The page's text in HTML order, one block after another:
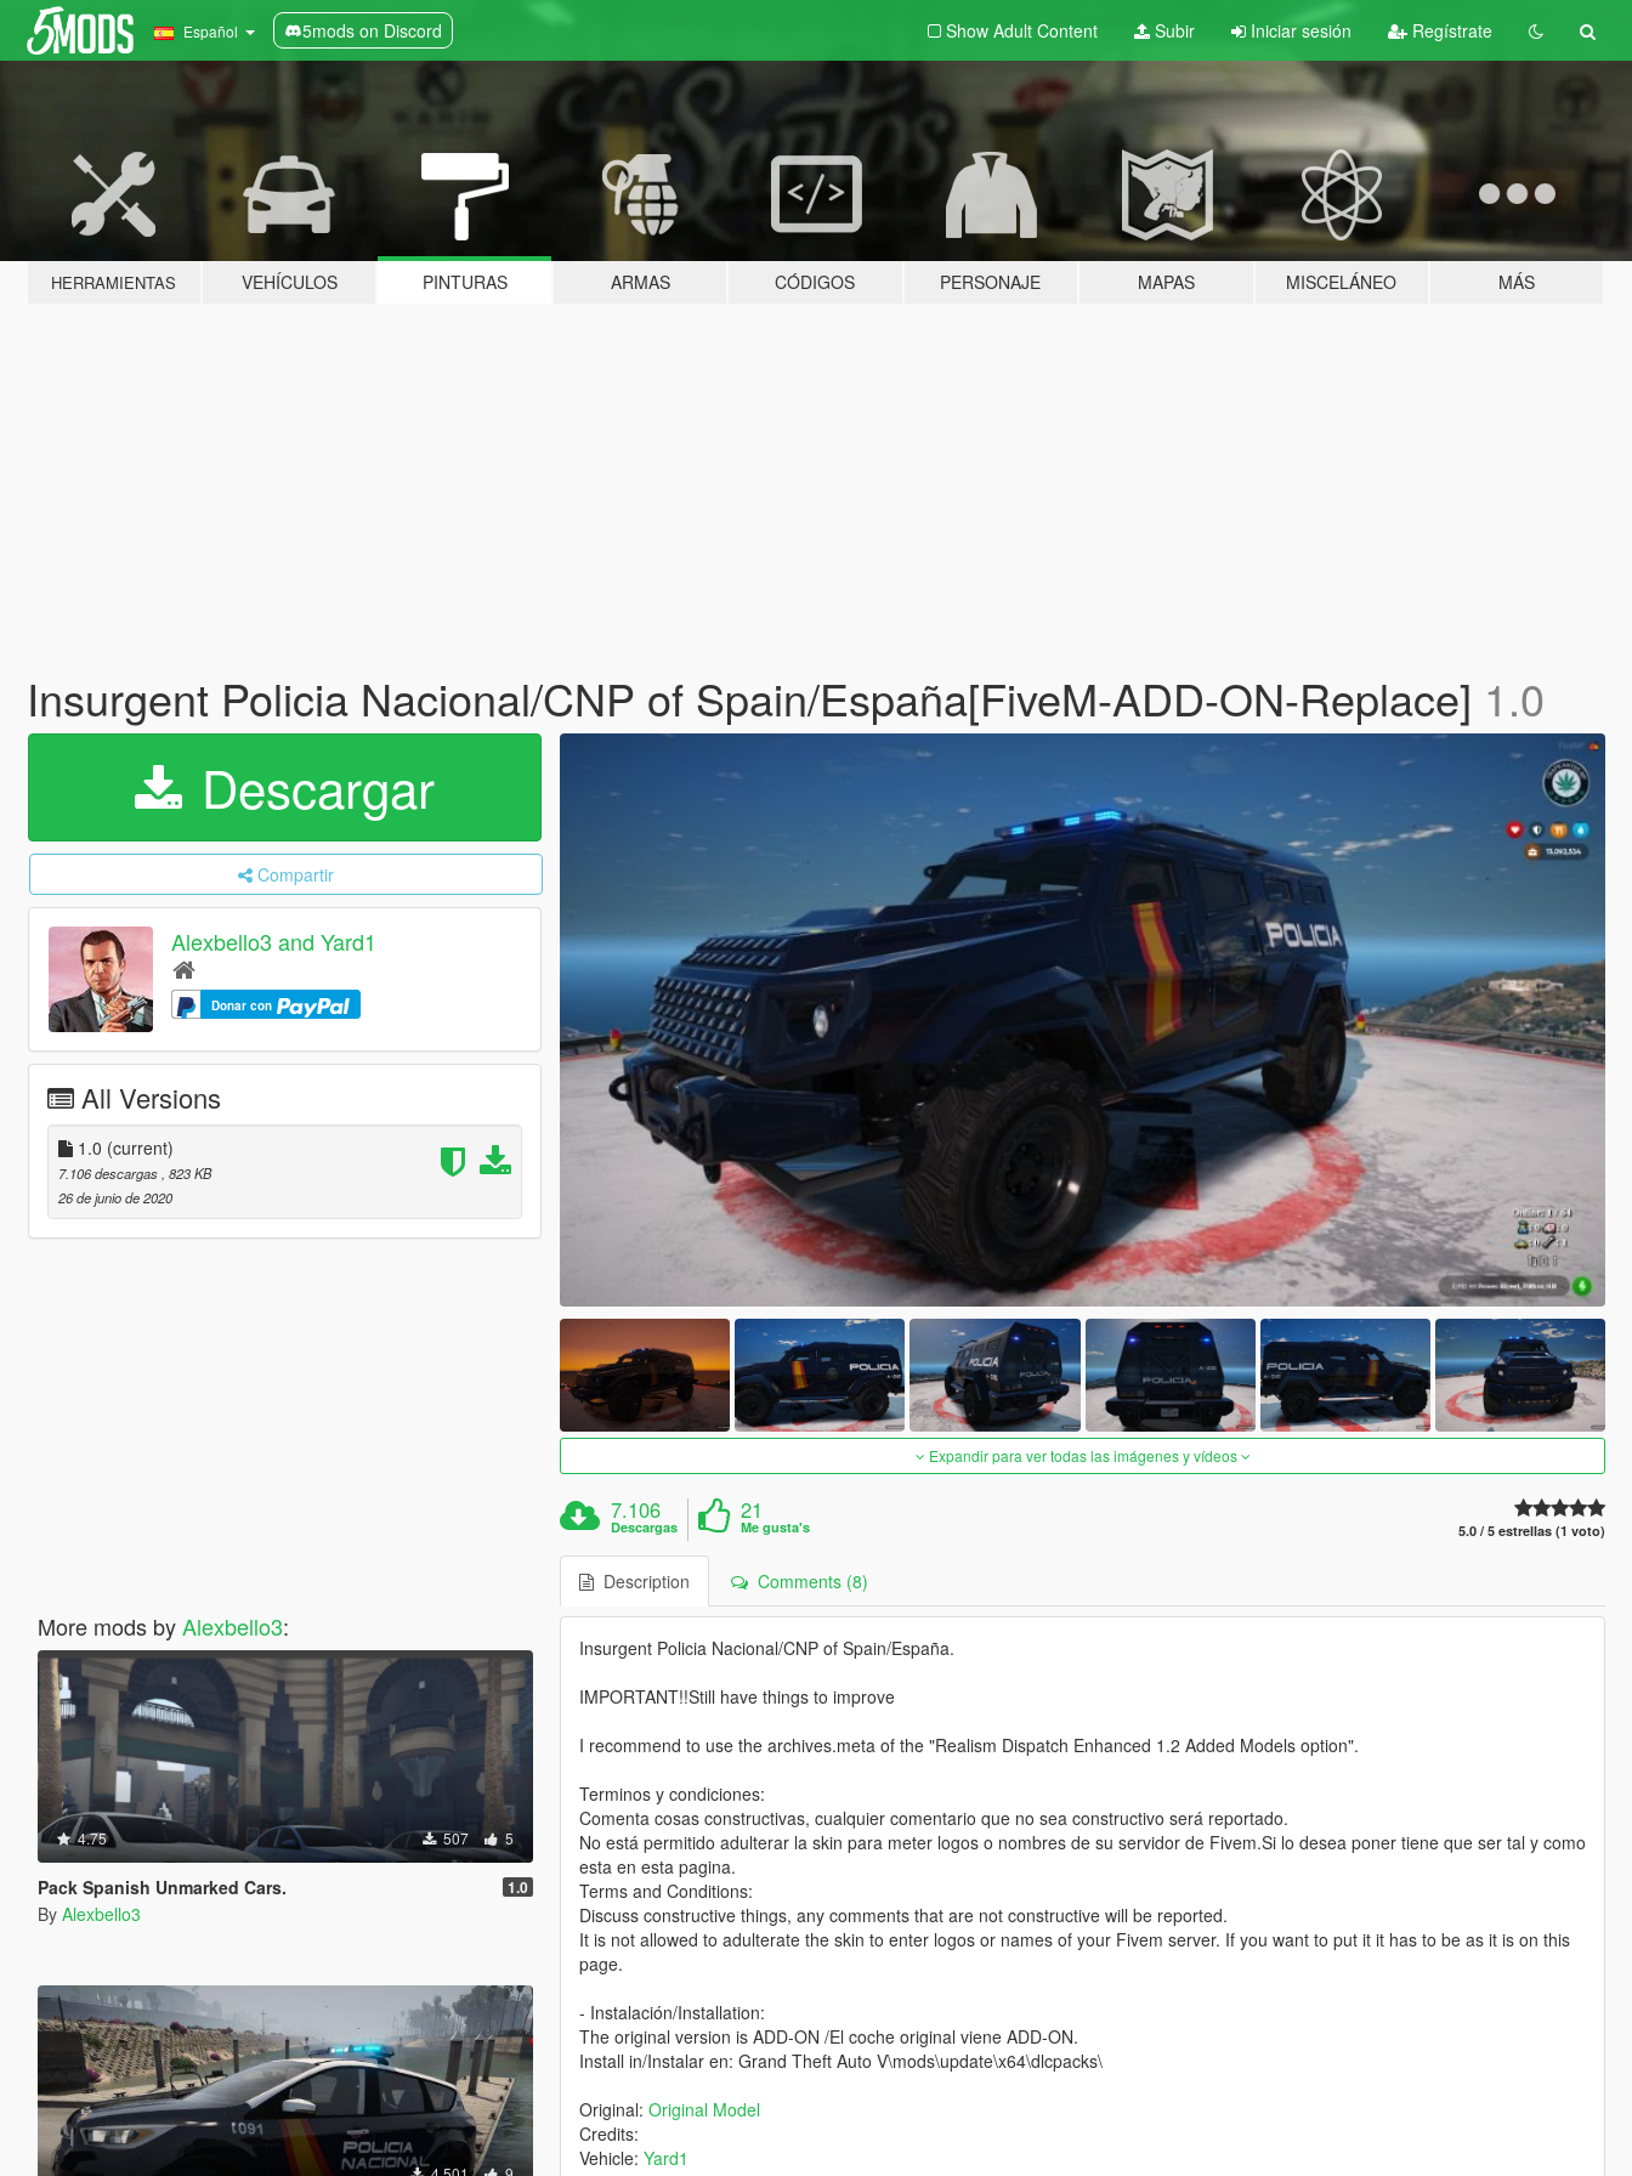
Español 5mods on Discord Show Adult Content Subir Iniciar sesión Regístrate
HERRAMIENTAS VEHÍCULOS PINTURAS ARMAS CÓDIGOS PERSONAJE MAPAS MISCELÁNEO MÁS
Insurgent Policia Nacional/CNP of Spain/España[FiveM-ADD-ON-Replace] 1.0
Descargar
Compartir
Alexbello3 and Yard1
Donar con
All Versions
1.0 (current)
7.106 descargas , 823 KB
26 de junio de 2020
More mods byAlexbello3:
4.75 507 5
Pack Spanish Unmarked Cars. 1.0
By Alexbello3
Expandir para ver todas las imágenes y vídeos
7.106
Descargas
21
Me gusta's 5.0 / 5 estrellas (1 voto)
Description Comments (8)
Insurgent Policia Nacional/CNP of Spain/España.
IMPORTANT!!Still have things to improve
I recommend to use the archives.meta of the "Realism Dispatch Enhanced 1.2 Added Models option".
Terminos y condiciones:
Comenta cosas constructivas, cualquier comentario que no sea constructivo será reportado.
No está permitido adulterar la skin para meter logos o nombres de su servidor de Fivem.Si lo desea poner tiene que ser tal y como
esta en esta pagina.
Terms and Conditions:
Discuss constructive things, any comments that are not constructive will be reported.
It is not allowed to adulterate the skin to enter logos or names of your Fivem server. If you want to put it it has to be as it is on this
page.
- Instalación/Installation:
The original version is ADD-ON /El coche original viene ADD-ON.
Install in/Instalar en: Grand Theft Auto V\mods\update\x64\dlcpacks\
Original: Original Model
Credits:
Vehicle: Yard1